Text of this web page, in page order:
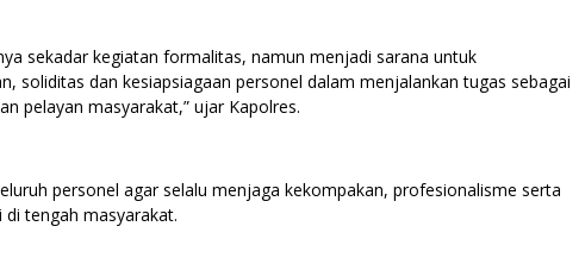
sekadar kegiatan formalitas, namun menjadi sarana untuk
soliditas dan kesiapsiagaan personel dalam menjalankan tugas sebagai
pelayan masyarakat,” ujar Kapolres.
personel agar selalu menjaga kekompakan, profesionalisme serta
tengah masyarakat.